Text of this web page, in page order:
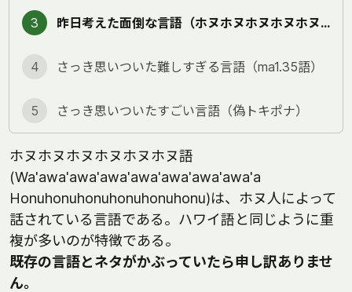
3 昨日考えた面倒な言語（ホヌホヌホヌホヌホヌホヌ語）
4 さっき思いついた難しすぎる言語（ma1.35語）
5 さっき思いついたすごい言語（偽トキポナ）
ホヌホヌホヌホヌホヌホヌ語
(Wa'awa'awa'awa'awa'awa'awa'awa'a
Honuhonuhonuhonuhonuhonu)は、ホヌ人によって
話されている言語である。ハワイ語と同じように重
複が多いのが特徴である。
既存の言語とネタがかぶっていたら申し訳ありませ
ん。